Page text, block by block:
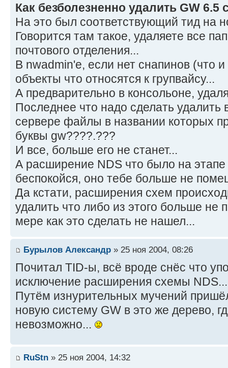
Как безболезненно удалить GW 6.5
На это был соответствующий тид на
Говорится там такое, удаляете все
почтового отделения...
В nwadmin'е, если нет снапинов (что
объекты что относятся к групвайсу...
А предварительно в консольоне,
Последнее что надо сделать удалить
сервере файлы в названии которых
буквы gw????.???
И все, больше его не станет...
А расширение NDS что было на этапе
беспокойся, оно тебе больше не
Да кстати, расширения схем
удалить что либо из этого больше не
мере как это сделать не нашел...
Бурылов Александр » 25 ноя 2004, 08:26
Почитал TID-ы, всё вроде снёс что
исключение расширения схемы NDS...
Путём изнурительных мучений
новую систему GW в это же дерево,
невозможно...
RuStn » 25 ноя 2004, 14:32